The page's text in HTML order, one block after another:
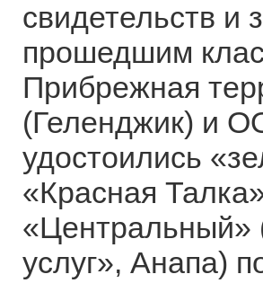
свидетельств и
прошедшим
Прибрежная
(Геленджик) и
удостоились
«Красная
услуг», Анапа)